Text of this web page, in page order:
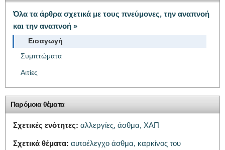
Όλα τα άρθρα σχετικά με τους πνεύμονες, την αναπνοή
και την αναπνοή »
Εισαγωγή
Συμπτώματα
Αιτίες
Παρόμοια θέματα
Σχετικές ενότητες: αλλεργίες, άσθμα, ΧΑΠ
Σχετικά θέματα: αυτοέλεγχο άσθμα, καρκίνος του